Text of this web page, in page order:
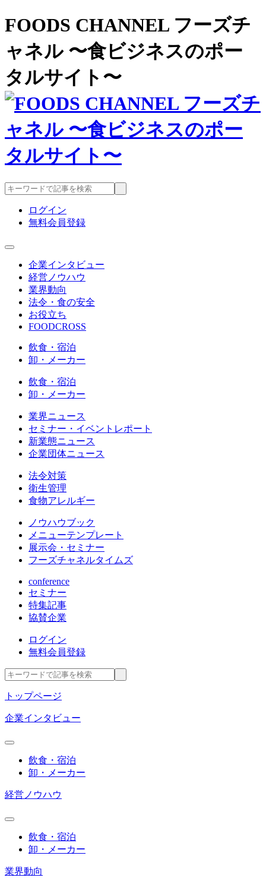
FOODS CHANNEL フーズチ
ャネル 〜食ビジネスのポー
タルサイト〜
ログイン
無料会員登録
企業インタビュー
経営ノウハウ
業界動向
法令・食の安全
お役立ち
FOODCROSS
飲食・宿泊
卸・メーカー
飲食・宿泊
卸・メーカー
業界ニュース
セミナー・イベントレポート
新業態ニュース
企業団体ニュース
法令対策
衛生管理
食物アレルギー
ノウハウブック
メニューテンプレート
展示会・セミナー
フーズチャネルタイムズ
conference
セミナー
特集記事
協賛企業
ログイン
無料会員登録
トップページ
企業インタビュー
飲食・宿泊
卸・メーカー
経営ノウハウ
飲食・宿泊
卸・メーカー
業界動向